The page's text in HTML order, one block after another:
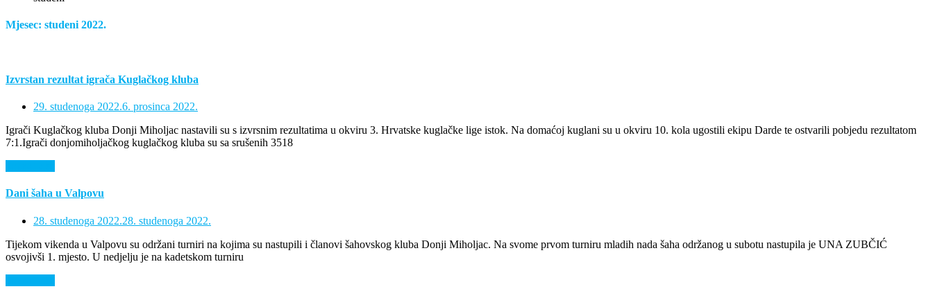
Mjesec: studeni 2022.
Izvrstan rezultat igrača Kuglačkog kluba
29. studenoga 2022.6. prosinca 2022.
Igrači Kuglačkog kluba Donji Miholjac nastavili su s izvrsnim rezultatima u okviru 3. Hrvatske kuglačke lige istok. Na domaćoj kuglani su u okviru 10. kola ugostili ekipu Darde te ostvarili pobjedu rezultatom
7:1.Igrači donjomiholjačkog kuglačkog kluba su sa srušenih 3518
Dani šaha u Valpovu
28. studenoga 2022.28. studenoga 2022.
Tijekom vikenda u Valpovu su održani turniri na kojima su nastupili i članovi šahovskog kluba Donji Miholjac. Na svome prvom turniru mladih nada šaha održanog u subotu nastupila je UNA ZUBČIĆ
osvojivši 1. mjesto. U nedjelju je na kadetskom turniru